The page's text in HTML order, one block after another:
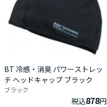
BT 冷感・消臭 パワーストレッ
チ ヘッドキャップ ブラック
ブラック
税込878円